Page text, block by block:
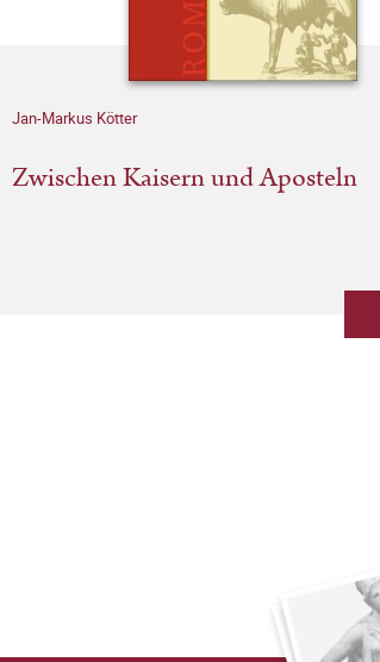
Jan-Markus Kötter
Zwischen Kaisern und Aposteln